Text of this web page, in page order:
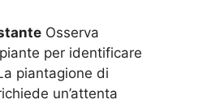
Osserva
per identificare
piantagione di
un’attenta